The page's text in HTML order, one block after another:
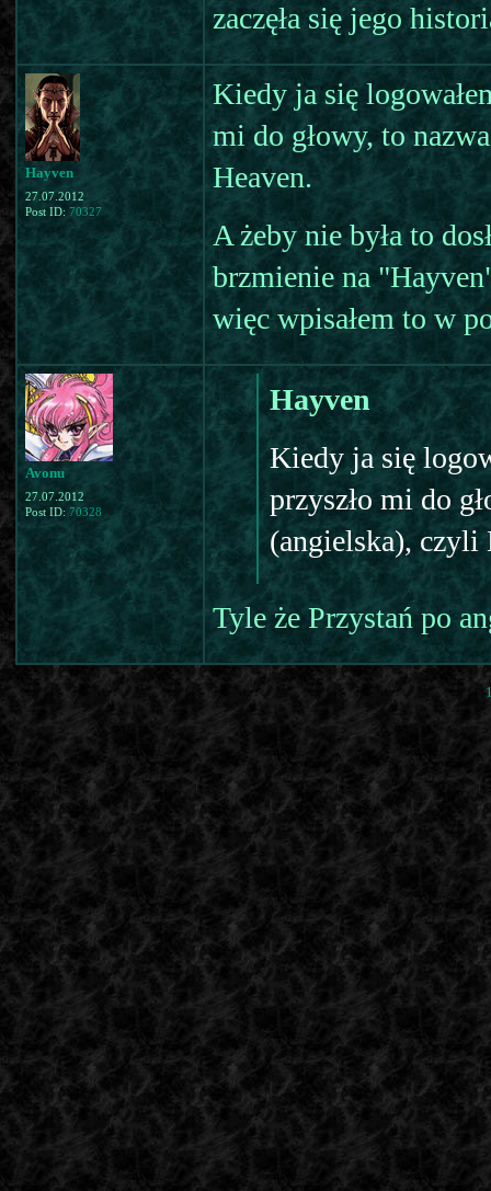
zaczęła się jego
Hayven
27.07.2012
Post ID: 70327
Kiedy ja się
mi do głowy, to
Heaven.
A żeby nie była to
brzmienie na
więc wpisałem to w
Avonu
27.07.2012
Post ID: 70328
Hayven
Kiedy ja się
przyszło mi do
(angielska), czyli
Tyle że Przystań po